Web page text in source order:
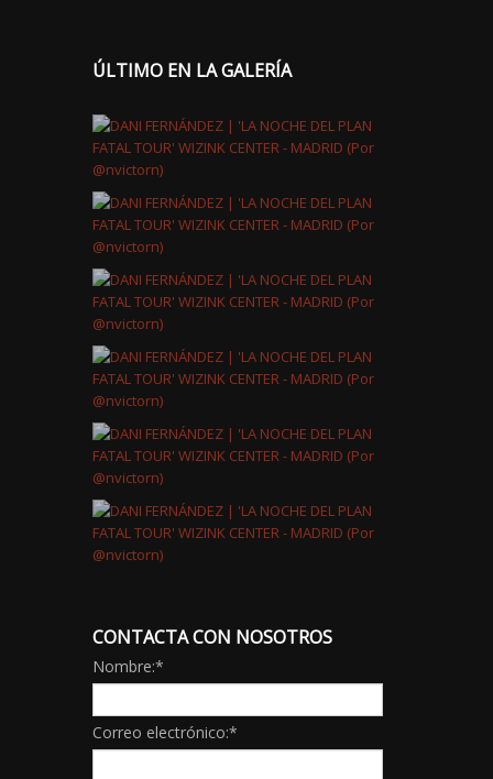
ÚLTIMO EN LA GALERÍA
CONTACTA CON NOSOTROS
Nombre:*
Correo electrónico:*